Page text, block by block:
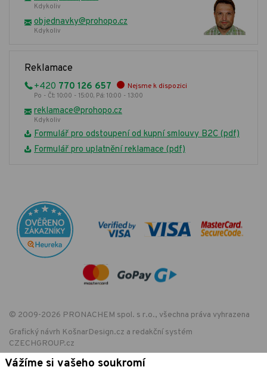
Kdykoliv
objednavky@prohopo.cz
Kdykoliv
Reklamace
+420 770 126 657 Nejsme k dispozici
Po - Čt: 10:00 - 15:00, Pá: 10:00 - 13:00
reklamace@prohopo.cz
Kdykoliv
Formulář pro odstoupení od kupní smlouvy B2C (pdf)
Formulář pro uplatnění reklamace (pdf)
© 2009-2026 PRONACHEM spol. s r.o., všechna práva vyhrazena
Grafický návrh KošnarDesign.cz a redakční systém
CZECHGROUP.cz
Vážíme si vašeho soukromí